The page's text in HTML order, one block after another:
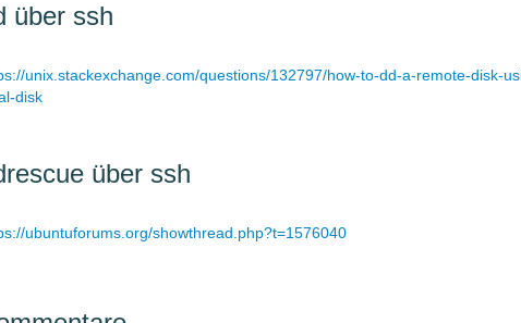
über ssh
unix.stackexchange.com/questions/132797/how-to-dd-a-remote-disk-
disk
über ssh
ubuntuforums.org/showthread.php?t=1576040